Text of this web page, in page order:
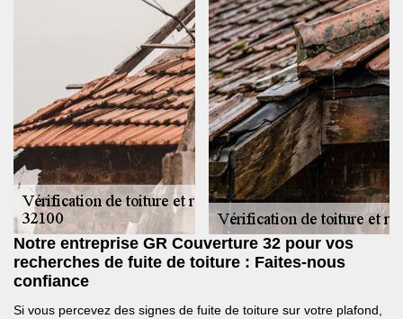
Notre entreprise GR Couverture 32 pour vos
recherches de fuite de toiture : Faites-nous
confiance
Si vous percevez des signes de fuite de toiture sur votre plafond,